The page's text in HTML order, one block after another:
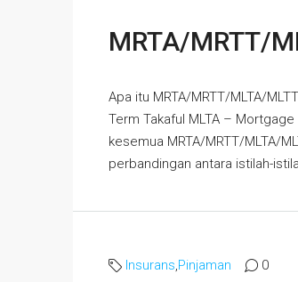
MRTA/MRTT/
Apa itu MRTA/MRTT/MLTA/
Term Takaful MLTA –
kesemua MRTA/MRTT/MLTA/
perbandingan antara istilah-
Insurans,Pinjaman 0